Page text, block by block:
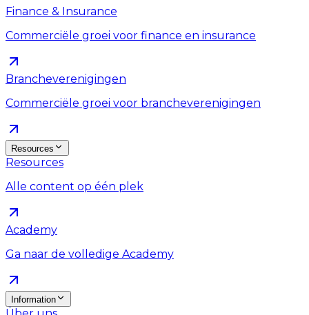
Finance & Insurance
Commerciële groei voor finance en insurance
Brancheverenigingen
Commerciële groei voor brancheverenigingen
Resources
Resources
Alle content op één plek
Academy
Ga naar de volledige Academy
Information